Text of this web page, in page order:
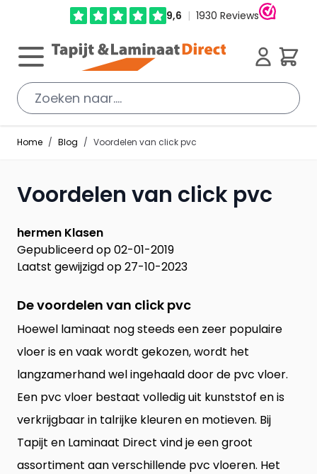
Ga direct door naar de inhoud
Cart
Home / Blog / Voordelen van click pvc
Voordelen van click pvc
hermen Klasen
Gepubliceerd op 02-01-2019
Laatst gewijzigd op 27-10-2023
De voordelen van click pvc
Hoewel laminaat nog steeds een zeer populaire
vloer is en vaak wordt gekozen, wordt het
langzamerhand wel ingehaald door de pvc vloer.
Een pvc vloer bestaat volledig uit kunststof en is
verkrijgbaar in talrijke kleuren en motieven. Bij
Tapijt en Laminaat Direct vind je een groot
assortiment aan verschillende pvc vloeren. Het